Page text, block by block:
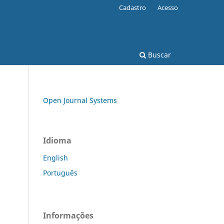
Buscar
Cadastro Acesso
Open Journal Systems
Idioma
English
Português
Informações